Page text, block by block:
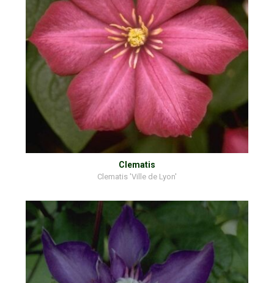
Clematis
Clematis 'Ville de Lyon'